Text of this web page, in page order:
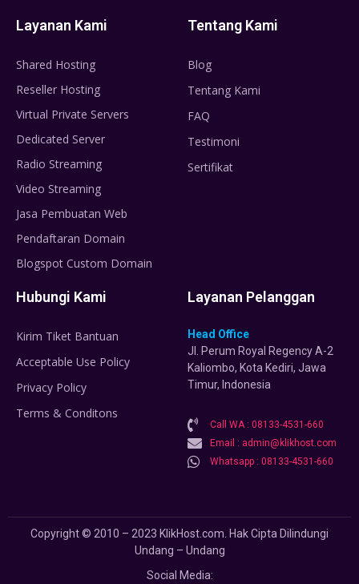
Layanan Kami
Shared Hosting
Reseller Hosting
Virtual Private Servers
Dedicated Server
Radio Streaming
Video Streaming
Jasa Pembuatan Web
Pendaftaran Domain
Blogspot Custom Domain
Tentang Kami
Blog
Tentang Kami
FAQ
Testimoni
Sertifikat
Hubungi Kami
Kirim Tiket Bantuan
Acceptable Use Policy
Privacy Policy
Terms & Conditons
Layanan Pelanggan
Head Office
Jl. Perum Royal Regency A-2
Kaliombo, Kota Kediri, Jawa
Timur, Indonesia
Call WA : 08133-4531-660
Email : admin@klikhost.com
Whatsapp : 08133-4531-660
Copyright © 2010 – 2023 KlikHost.com. Hak Cipta Dilindungi
Undang – Undang
Social Media: